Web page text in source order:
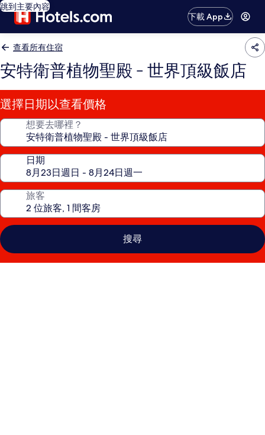
跳到主要內容
下載 App
查看所有住宿
安特衛普植物聖殿 - 世界頂級飯店
選擇日期以查看價格
想要去哪裡？
日期
旅客
搜尋